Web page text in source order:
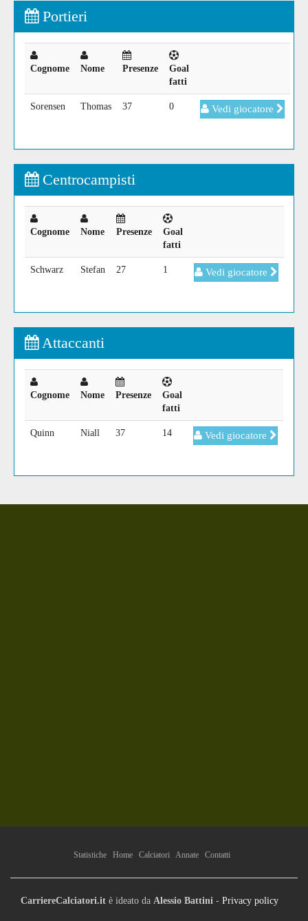
Portieri
Cognome Nome Presenze
Goal
fatti
Sorensen Thomas 37 0 Vedi giocatore
Centrocampisti
Cognome Nome Presenze
Goal
fatti
Schwarz Stefan 27 1 Vedi giocatore
Attaccanti
Cognome Nome Presenze
Goal
fatti
Quinn Niall 37 14 Vedi giocatore
Statistiche Home Calciatori Annate Contatti
CarriereCalciatori.it è ideato da Alessio Battini - Privacy policy